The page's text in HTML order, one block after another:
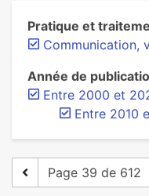
Pratique et
Communication,
Année de
Entre 2000 et
Entre 2010
Page 39 de 612